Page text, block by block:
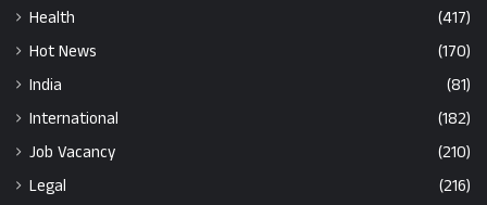
Health
(417)
Hot News
(170)
India
(81)
International
(182)
Job Vacancy
(210)
Legal
(216)